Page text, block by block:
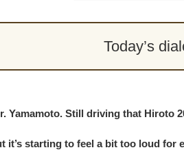
Today’s
Yamamoto. Still driving that Hiroto
it’s starting to feel a bit too loud